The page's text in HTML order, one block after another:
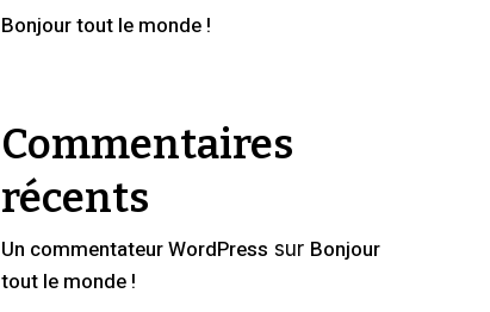
Bonjour tout le monde !
Commentaires
récents
Un commentateur WordPress sur Bonjour
tout le monde !